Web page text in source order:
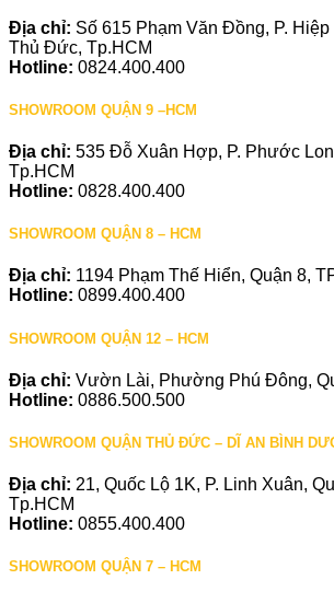
Địa chỉ: Số 615 Phạm Văn Đồng, P.
Thủ Đức, Tp.HCM
Hotline: 0824.400.400
SHOWROOM QUẬN 9 –HCM
Địa chỉ: 535 Đỗ Xuân Hợp, P. Phước
Tp.HCM
Hotline: 0828.400.400
SHOWROOM QUẬN 8 – HCM
Địa chỉ: 1194 Phạm Thế Hiển, Quận 8,
Hotline: 0899.400.400
SHOWROOM QUẬN 12 – HCM
Địa chỉ: Vườn Lài, Phường Phú Đông,
Hotline: 0886.500.500
SHOWROOM QUẬN THỦ ĐỨC – DĨ AN BÌNH
Địa chỉ: 21, Quốc Lộ 1K, P. Linh Xuân,
Tp.HCM
Hotline: 0855.400.400
SHOWROOM QUẬN 7 – HCM